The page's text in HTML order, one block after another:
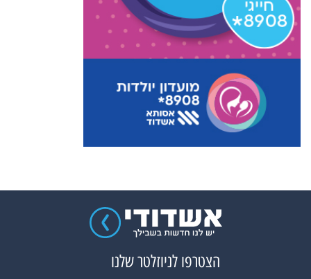
הצטרפו לניוזלטר שלנו